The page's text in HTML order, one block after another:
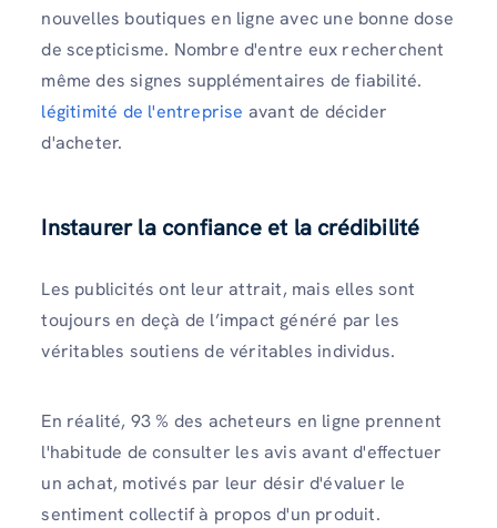
nouvelles boutiques en ligne avec une bonne dose
de scepticisme. Nombre d'entre eux recherchent
même des signes supplémentaires de fiabilité.
légitimité de l'entreprise avant de décider
d'acheter.
Instaurer la confiance et la crédibilité
Les publicités ont leur attrait, mais elles sont
toujours en deçà de l’impact généré par les
véritables soutiens de véritables individus.
En réalité, 93 % des acheteurs en ligne prennent
l'habitude de consulter les avis avant d'effectuer
un achat, motivés par leur désir d'évaluer le
sentiment collectif à propos d'un produit.